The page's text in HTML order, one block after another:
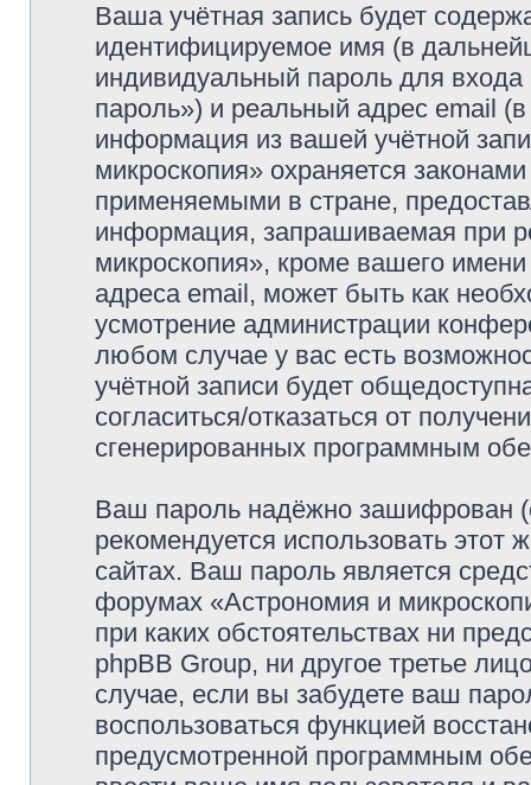
Ваша учётная запись будет
идентифицируемое имя (в
индивидуальный пароль для
пароль») и реальный адрес email
информация из вашей учётной
микроскопия» охраняется
применяемыми в стране,
информация, запрашиваемая при
микроскопия», кроме вашего
адреса email, может быть как
усмотрение администрации
любом случае у вас есть
учётной записи будет
согласиться/отказаться от
сгенерированных программным
Ваш пароль надёжно зашифрован
рекомендуется использовать этот
сайтах. Ваш пароль является
форумах «Астрономия и
при каких обстоятельствах ни
phpBB Group, ни другое третье
случае, если вы забудете ваш
воспользоваться функцией
предусмотренной программным